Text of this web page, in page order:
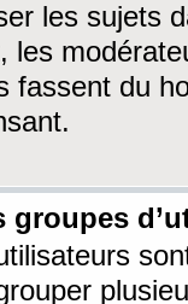
les sujets
les
fassent du
groupes